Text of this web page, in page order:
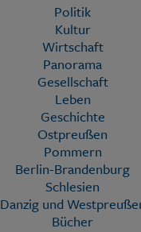
Politik
Kultur
Wirtschaft
Panorama
Gesellschaft
Leben
Geschichte
Ostpreußen
Pommern
Berlin-Brandenburg
Schlesien
Danzig und
Bücher